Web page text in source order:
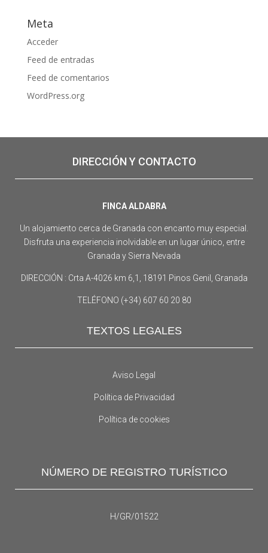
Meta
Acceder
Feed de entradas
Feed de comentarios
WordPress.org
DIRECCIÓN Y CONTACTO
FINCA ALDABRA
Un alojamiento cerca de Granada con encanto muy especial.
Disfruta una experiencia inolvidable en un lugar único, entre
Granada y Sierra Nevada
DIRECCIÓN : Crta A-4026 km 6,1, 18191 Pinos Genil, Granada
TELÉFONO (+34) 607 60 20 80
TEXTOS LEGALES
Aviso Legal
Política de Privacidad
Política de cookies
NÚMERO DE REGISTRO TURÍSTICO
H/GR/01522